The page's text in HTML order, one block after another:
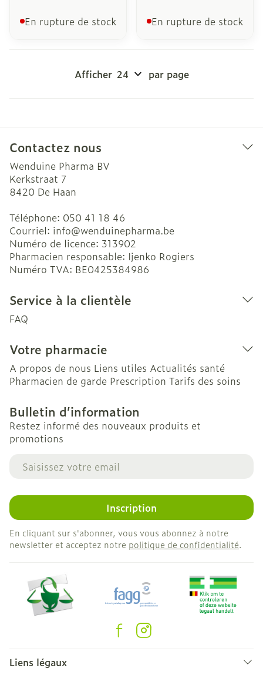
En rupture de stock En rupture de stock
Afficher par page
Contactez nous
Wenduine Pharma BV
Kerkstraat 7
8420 De Haan
Téléphone: 050 41 18 46
Courriel: info@wenduinepharma.be
Numéro de licence: 313902
Pharmacien responsable: Ijenko Rogiers
Numéro TVA: BE0425384986
Service à la clientèle
FAQ
Votre pharmacie
A propos de nous Liens utiles Actualités santé
Pharmacien de garde Prescription Tarifs des soins
Bulletin d’information
Restez informé des nouveaux produits et
promotions
Adresse mail
Inscription
En cliquant sur s'abonner, vous vous abonnez à notre
newsletter et acceptez notre politique de confidentialité.
Liens légaux